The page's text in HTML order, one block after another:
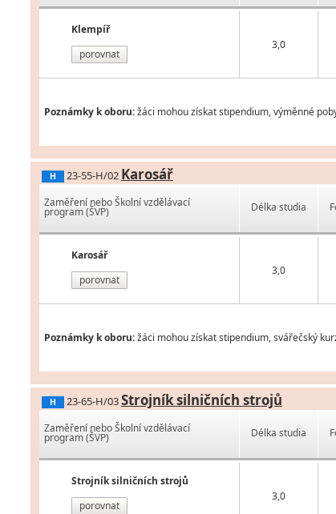
Klempíř
porovnat
3,0
Poznámky k oboru:žáci mohou získat stipendium, výměnné
H 23-55-H/02 Karosář
Zaměření nebo Školní vzdělávací
program (ŠVP)
Karosář
porovnat
Délka studia
3,0
Poznámky k oboru:žáci mohou získat stipendium, svářečský
H 23-65-H/03Strojník silničních strojů
Zaměření nebo Školní vzdělávací
program (ŠVP)
Strojník silničních strojů
porovnat
Délka studia
3,0